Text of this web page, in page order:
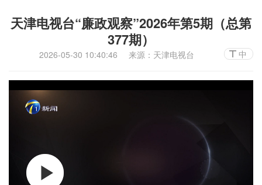
天津电视台“廉政观察”2026年第5期（总第
377期）
2026-05-30 10:40:46 来源：天津电视台 中